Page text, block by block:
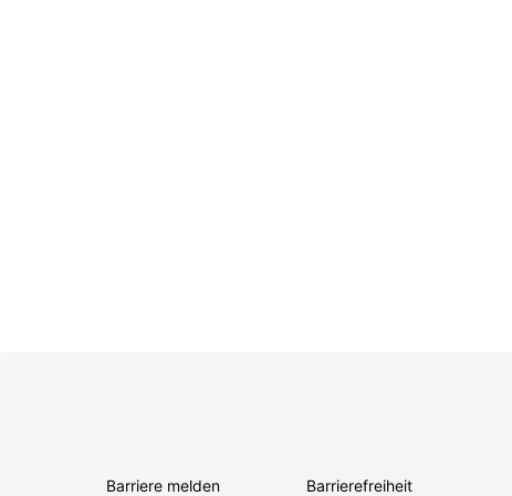
Barriere melden Barrierefreiheit